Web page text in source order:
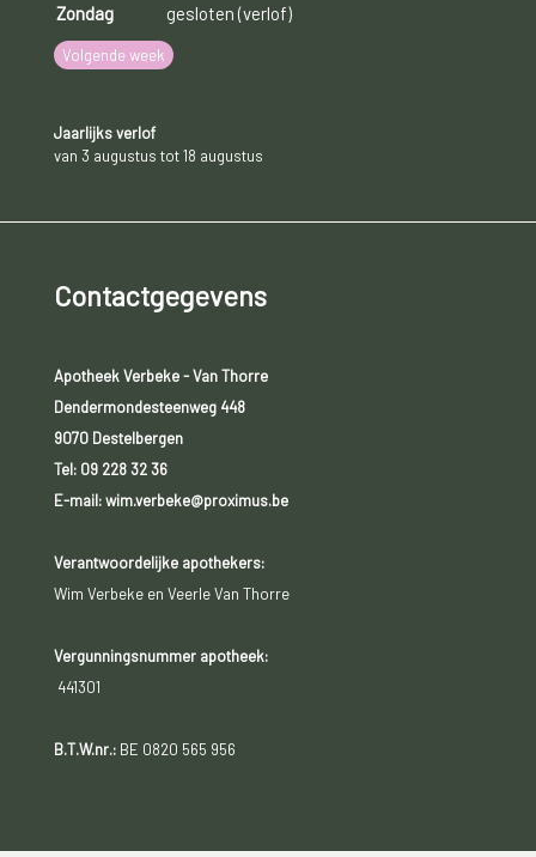
Zondag
gesloten (verlof)
Volgende week
Jaarlijks verlof
van 3 augustus tot 18 augustus
Contactgegevens
Apotheek Verbeke - Van Thorre
Dendermondesteenweg 448
9070 Destelbergen
Tel: 09 228 32 36
E-mail: wim.verbeke@proximus.be
Verantwoordelijke apothekers:
Wim Verbeke en Veerle Van Thorre
Vergunningsnummer apotheek:
441301
B.T.W.nr.:BE 0820 565 956